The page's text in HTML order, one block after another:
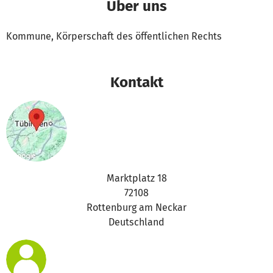
Über uns
Kommune, Körperschaft des öffentlichen Rechts
Kontakt
Marktplatz 18
72108
Rottenburg am Neckar
Deutschland